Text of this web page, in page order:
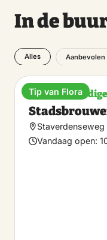
In de
Alles Aanbevolen
Vandaag open:
Tip van Flora